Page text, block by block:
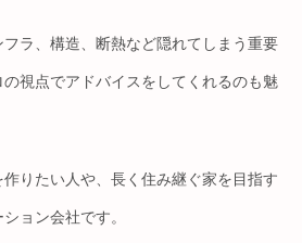
ラ、構造、断熱など隠れてしまう重要
視点でアドバイスをしてくれるのも魅
りたい人や、長く住み継ぐ家を目指す
ョン会社です。